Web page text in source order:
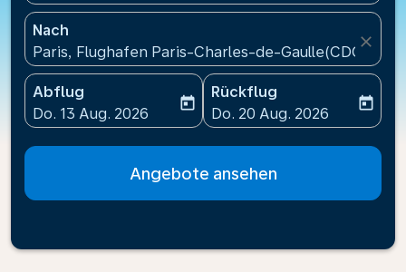
Nach
Paris, Flughafen Paris-Charles-de-Gaulle(CDG),
close
Abflug
fc-booking-departure-date-aria-label
Do. 13 Aug. 2026
today
Rückflug
fc-booking-return-date-
Do. 20 Aug. 2026
today
Angebote ansehen